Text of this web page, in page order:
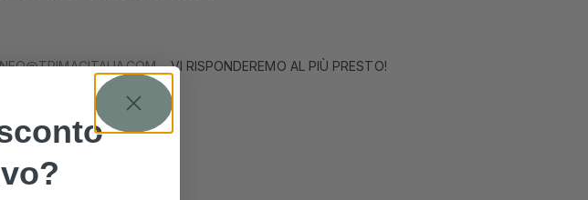
– VI RISPONDEREMO AL PIÙ PRESTO!